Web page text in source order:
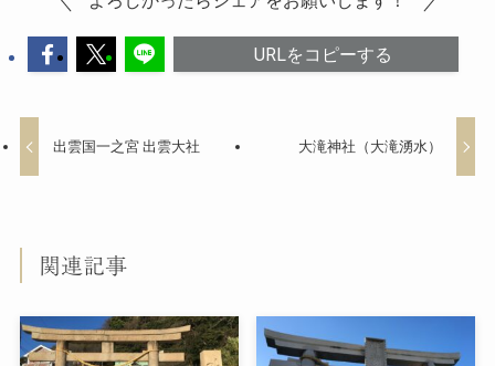
URLをコピーする
出雲国一之宮 出雲大社 大滝神社（大滝湧水）
関連記事